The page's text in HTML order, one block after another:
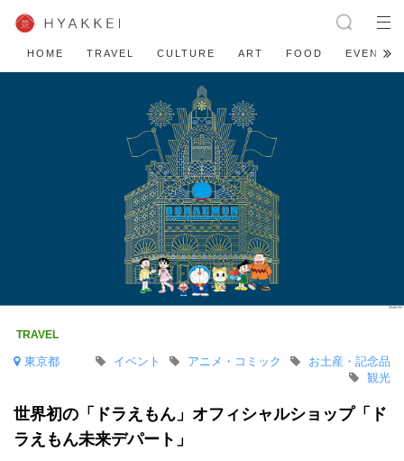
HOME TRAVEL CULTURE ART FOOD EVENT
東京都 お土産・記念品
アニメ・コミック
イベント
観光
世界初の「ドラえもん」オフィシャルショップ「ド
ラえもん未来デパート」